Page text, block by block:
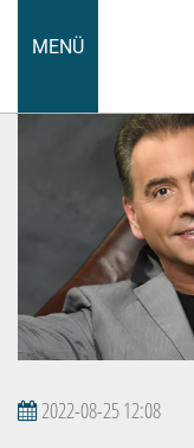
MENÜ
2022-08-25 12:08